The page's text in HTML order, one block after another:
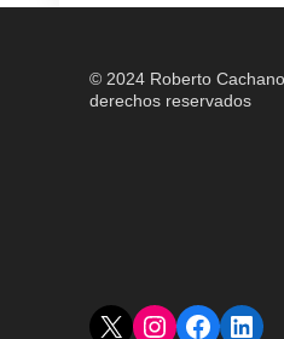
© 2024 Roberto
derechos reservados
X Instagram